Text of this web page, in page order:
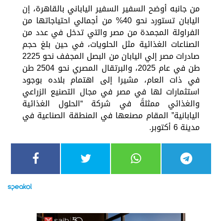
من جانبه أوضح السفير السفير الياباني بالقاهرة، إن
اليابان تستورد نحو 40% من أجمالي احتياجاتها من
الفراولة المجمدة من مصر والتي تدخل في عدد من
الصناعات الغذائية مثل الحلويات، في حين بلغ حجم
صادرات مصر إلي اليابان من البصل المجفف نحو 2225
طن في عام 2025، والبرتقال المصري نحو 2504 طن
في ذات العام، مشيرا إلى اهتمام بلاده بوجود
استثمارات لها في مصر في مجال التصنيع الزراعي
والغذائي ممثلةً في شركة “الحلول الغذائية
اليابانية” المقام مصنعها في المنطقة الصناعية في
مدينة 6 أكتوبر.